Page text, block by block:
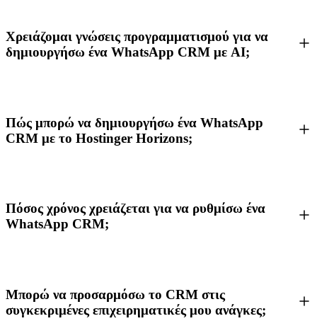
Χρειάζομαι γνώσεις προγραμματισμού για να
δημιουργήσω ένα WhatsApp CRM με AI;
Πώς μπορώ να δημιουργήσω ένα WhatsApp
CRM με το Hostinger Horizons;
Πόσος χρόνος χρειάζεται για να ρυθμίσω ένα
WhatsApp CRM;
Μπορώ να προσαρμόσω το CRM στις
συγκεκριμένες επιχειρηματικές μου ανάγκες;